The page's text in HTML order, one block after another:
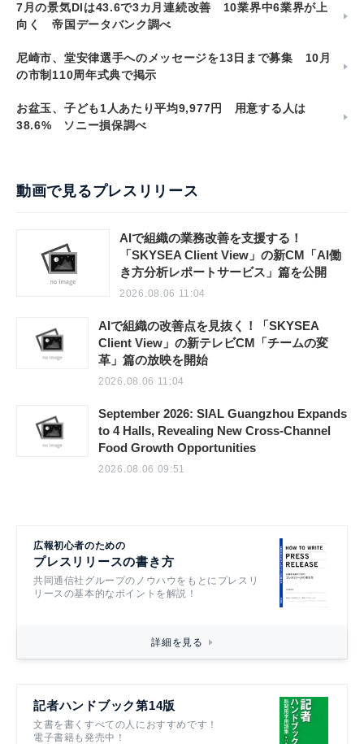
7月の景気DIは43.6で3カ月連続改善 10業界中6業界が上
向く 帝国データバンク調べ
尼崎市、堂安律選手へのメッセージを13日まで募集 10月
の市制110周年式典で掲示
お盆玉、子ども1人あたり平均9,977円 用意する人は
38.6% ソニー損保調べ
動画で見るプレスリリース
AIで組織の業務改善を支援する！
「SKYSEA Client View」の新CM「AI働
き方分析レポートサービス」篇を公開
2026.08.06 11:04
AIで組織の改善点を見抜く！「SKYSEA
Client View」の新テレビCM「チームの変
革」篇の放映を開始
2026.08.06 11:04
September 2026: SIAL Guangzhou Expands
to 4 Halls, Revealing New Cross-Channel
Food Growth Opportunities
2026.08.06 09:51
広報初心者のための
プレスリリースの書き方
共同通信社グループのノウハウをもとにプレスリ
リースの基本的なポイントを解説！
詳細を見る
記者ハンドブック第14版
文書を書くすべての人におすすめです！
電子書籍も発売中！